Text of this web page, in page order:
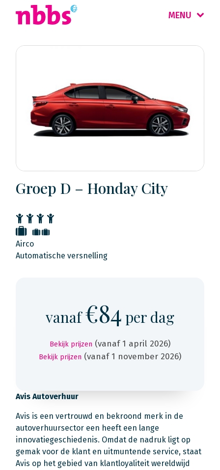
MENU
Groep D – Honday City
Airco
Automatische versnelling
vanaf€84 per dag
Bekijk prijzen (vanaf 1 april 2026)
Bekijk prijzen (vanaf 1 november 2026)
Avis Autoverhuur
Avis is een vertrouwd en bekroond merk in de
autoverhuursector een heeft een lange
innovatiegeschiedenis. Omdat de nadruk ligt op
gemak voor de klant en uitmuntende service, staat
Avis op het gebied van klantloyaliteit wereldwijd